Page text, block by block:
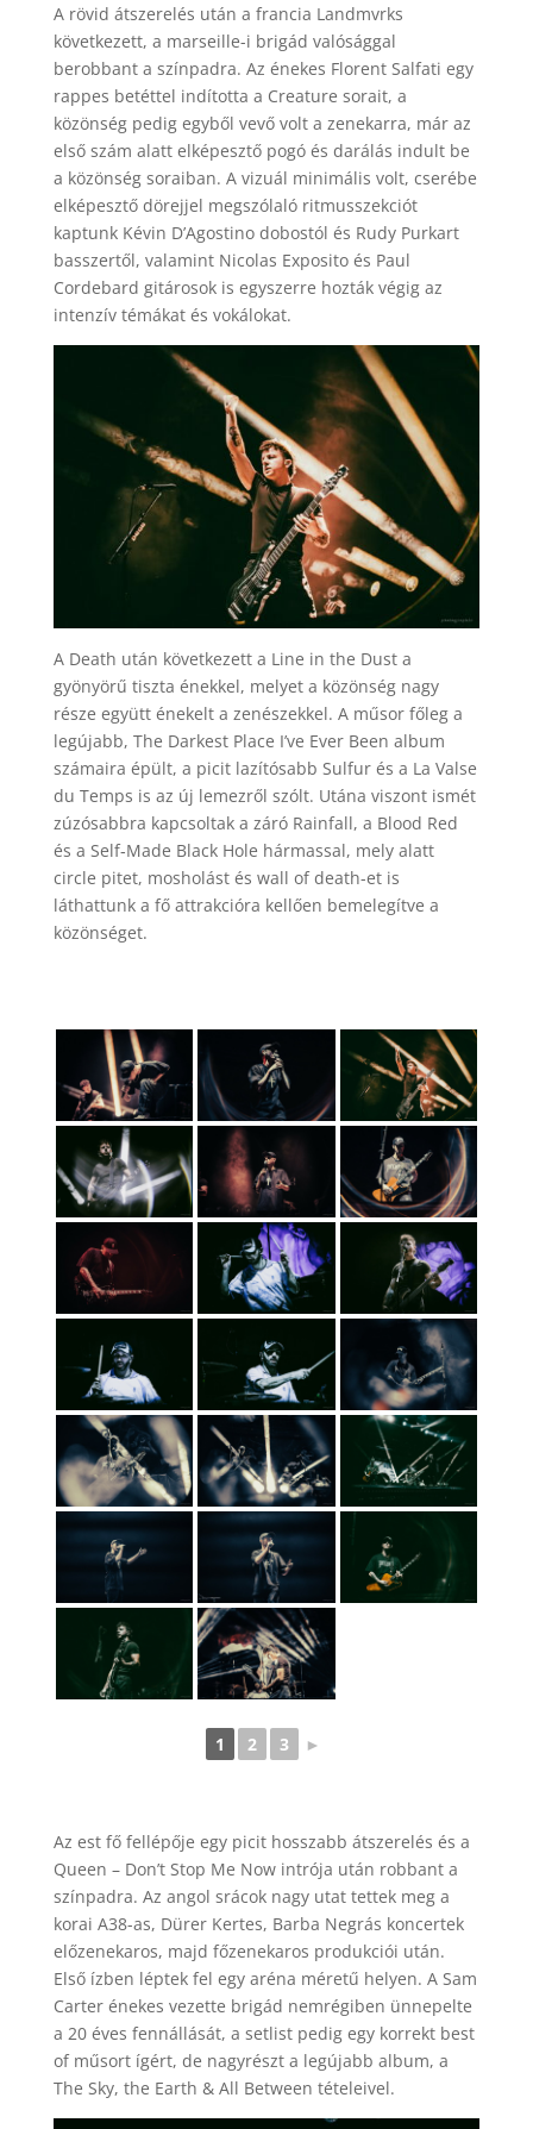
A rövid átszerelés után a francia Landmvrks
következett, a marseille-i brigád valósággal
berobbant a színpadra. Az énekes Florent Salfati egy
rappes betéttel indította a Creature sorait, a
közönség pedig egyből vevő volt a zenekarra, már az
első szám alatt elképesztő pogó és darálás indult be
a közönség soraiban. A vizuál minimális volt, cserébe
elképesztő dörejjel megszólaló ritmusszekciót
kaptunk Kévin D’Agostino dobostól és Rudy Purkart
basszertől, valamint Nicolas Exposito és Paul
Cordebard gitárosok is egyszerre hozták végig az
intenzív témákat és vokálokat.
A Death után következett a Line in the Dust a
gyönyörű tiszta énekkel, melyet a közönség nagy
része együtt énekelt a zenészekkel. A műsor főleg a
legújabb, The Darkest Place I’ve Ever Been album
számaira épült, a picit lazítósabb Sulfur és a La Valse
du Temps is az új lemezről szólt. Utána viszont ismét
zúzósabbra kapcsoltak a záró Rainfall, a Blood Red
és a Self‑Made Black Hole hármassal, mely alatt
circle pitet, mosholást és wall of death-et is
láthattunk a fő attrakcióra kellően bemelegítve a
közönséget.
1 2 3 ►
Az est fő fellépője egy picit hosszabb átszerelés és a
Queen – Don’t Stop Me Now intrója után robbant a
színpadra. Az angol srácok nagy utat tettek meg a
korai A38-as, Dürer Kertes, Barba Negrás koncertek
előzenekaros, majd főzenekaros produkciói után.
Első ízben léptek fel egy aréna méretű helyen. A Sam
Carter énekes vezette brigád nemrégiben ünnepelte
a 20 éves fennállását, a setlist pedig egy korrekt best
of műsort ígért, de nagyrészt a legújabb album, a
The Sky, the Earth & All Between tételeivel.